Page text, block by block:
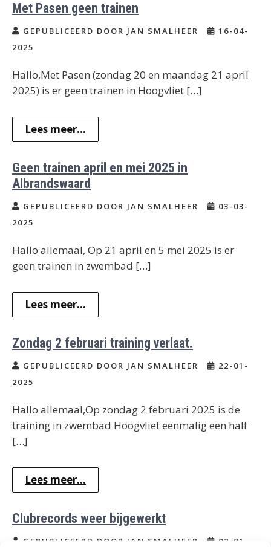
Met Pasen geen trainen
GEPUBLICEERD DOOR JAN SMALHEER
16-04-
2025
Hallo,Met Pasen (zondag 20 en maandag 21 april
2025) is er geen trainen in Hoogvliet […]
Lees meer...
Geen trainen april en mei 2025 in
Albrandswaard
GEPUBLICEERD DOOR JAN SMALHEER
03-03-
2025
Hallo allemaal, Op 21 april en 5 mei 2025 is er
geen trainen in zwembad […]
Lees meer...
Zondag 2 februari training verlaat.
GEPUBLICEERD DOOR JAN SMALHEER
22-01-
2025
Hallo allemaal,Op zondag 2 februari 2025 is de
training in zwembad Hoogvliet eenmalig een half
[…]
Lees meer...
Clubrecords weer bijgewerkt
GEPUBLICEERD DOOR JAN SMALHEER 02-01-